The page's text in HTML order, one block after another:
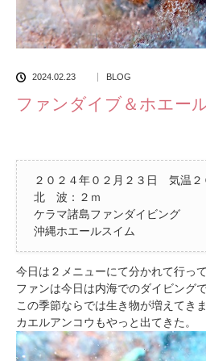
2024.02.23 BLOG
ファンダイブ＆ホエー
２０２４年０２月２３日 気温
北 波：２ｍ
ケラマ諸島ファンダイビング
沖縄ホエールスイム
今日は２メニューにて分かれて行って
ファンは今日は内海でのダイビングで
この季節ならでは生き物が増えてきま
カエルアンコウもやっと出てきた。